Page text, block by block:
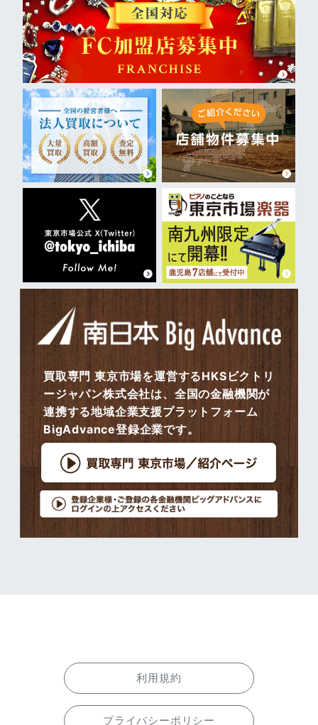
買取専門 東京市場を運営するHKSビクトリ
ージャパン株式会社は、全国の金融機関が
連携する地域企業支援プラットフォーム
BigAdvance登録企業です。
利用規約
プライバシーポリシー